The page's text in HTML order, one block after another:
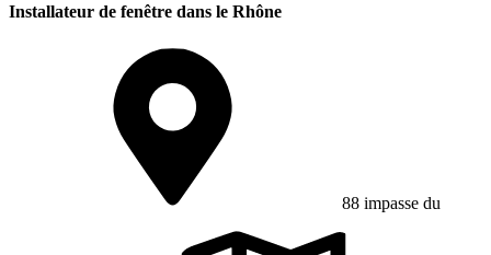
Installateur de fenêtre dans le Rhône
88 impasse du